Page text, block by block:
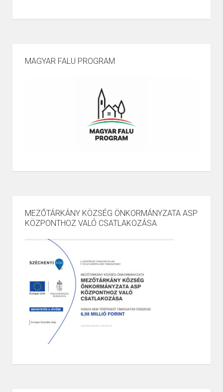
MAGYAR FALU PROGRAM
MEZŐTÁRKÁNY KÖZSÉG ÖNKORMÁNYZATA ASP
KÖZPONTHOZ VALÓ CSATLAKOZÁSA